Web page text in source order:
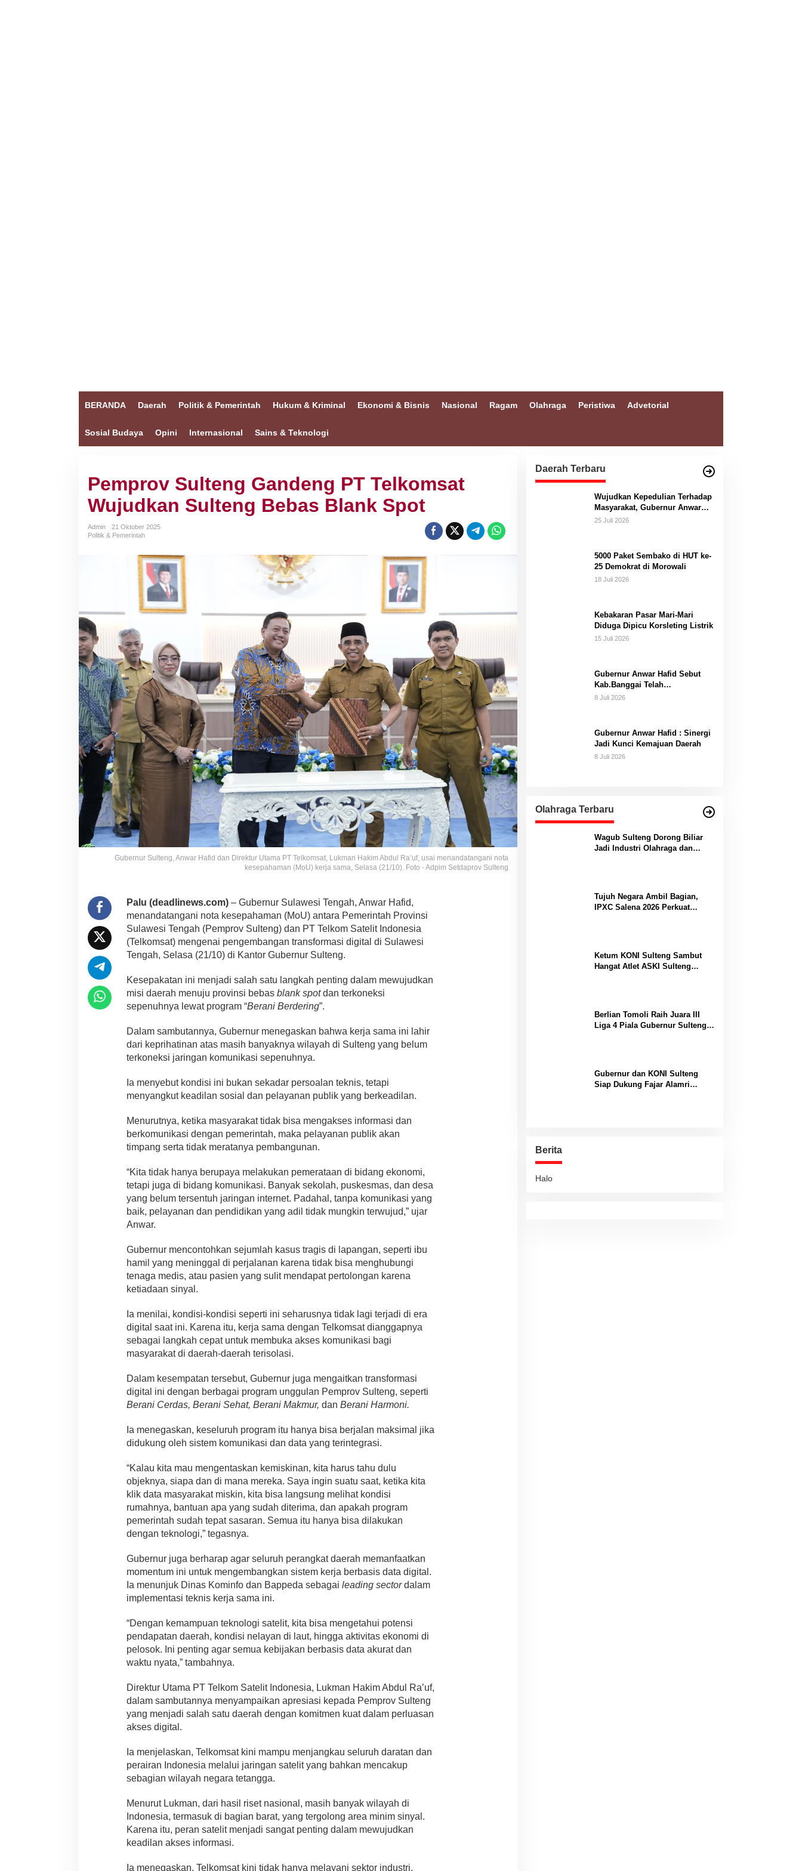
BERANDA Daerah Politik & Pemerintah Hukum & Kriminal Ekonomi & Bisnis Nasional Ragam Olahraga Peristiwa Advetorial
Sosial Budaya Opini Internasional Sains & Teknologi
Pemprov Sulteng Gandeng PT Telkomsat
Wujudkan Sulteng Bebas Blank Spot
Admin
21 Oktober 2025
Politik & Pemerintah
Gubernur Sulteng, Anwar Hafid dan Direktur Utama PT Telkomsat, Lukman Hakim Abdul Ra’uf, usai menandatangani nota
kesepahaman (MoU) kerja sama, Selasa (21/10). Foto - Adpim Setdaprov Sulteng
Palu (deadlinews.com)– Gubernur Sulawesi Tengah, Anwar Hafid,
menandatangani nota kesepahaman (MoU) antara Pemerintah Provinsi
Sulawesi Tengah (Pemprov Sulteng) dan PT Telkom Satelit Indonesia
(Telkomsat) mengenai pengembangan transformasi digital di Sulawesi
Tengah, Selasa (21/10) di Kantor Gubernur Sulteng.
Kesepakatan ini menjadi salah satu langkah penting dalam mewujudkan
misi daerah menuju provinsi bebas blank spotdan terkoneksi
sepenuhnya lewat program “Berani Berdering”.
Dalam sambutannya, Gubernur menegaskan bahwa kerja sama ini lahir
dari keprihatinan atas masih banyaknya wilayah di Sulteng yang belum
terkoneksi jaringan komunikasi sepenuhnya.
Ia menyebut kondisi ini bukan sekadar persoalan teknis, tetapi
menyangkut keadilan sosial dan pelayanan publik yang berkeadilan.
Menurutnya, ketika masyarakat tidak bisa mengakses informasi dan
berkomunikasi dengan pemerintah, maka pelayanan publik akan
timpang serta tidak meratanya pembangunan.
“Kita tidak hanya berupaya melakukan pemerataan di bidang ekonomi,
tetapi juga di bidang komunikasi. Banyak sekolah, puskesmas, dan desa
yang belum tersentuh jaringan internet. Padahal, tanpa komunikasi yang
baik, pelayanan dan pendidikan yang adil tidak mungkin terwujud,” ujar
Anwar.
Gubernur mencontohkan sejumlah kasus tragis di lapangan, seperti ibu
hamil yang meninggal di perjalanan karena tidak bisa menghubungi
tenaga medis, atau pasien yang sulit mendapat pertolongan karena
ketiadaan sinyal.
Ia menilai, kondisi-kondisi seperti ini seharusnya tidak lagi terjadi di era
digital saat ini. Karena itu, kerja sama dengan Telkomsat dianggapnya
sebagai langkah cepat untuk membuka akses komunikasi bagi
masyarakat di daerah-daerah terisolasi.
Dalam kesempatan tersebut, Gubernur juga mengaitkan transformasi
digital ini dengan berbagai program unggulan Pemprov Sulteng, seperti
Berani Cerdas, Berani Sehat, Berani Makmur, dan Berani Harmoni.
Ia menegaskan, keseluruh program itu hanya bisa berjalan maksimal jika
didukung oleh sistem komunikasi dan data yang terintegrasi.
“Kalau kita mau mengentaskan kemiskinan, kita harus tahu dulu
objeknya, siapa dan di mana mereka. Saya ingin suatu saat, ketika kita
klik data masyarakat miskin, kita bisa langsung melihat kondisi
rumahnya, bantuan apa yang sudah diterima, dan apakah program
pemerintah sudah tepat sasaran. Semua itu hanya bisa dilakukan
dengan teknologi,” tegasnya.
Gubernur juga berharap agar seluruh perangkat daerah memanfaatkan
momentum ini untuk mengembangkan sistem kerja berbasis data digital.
Ia menunjuk Dinas Kominfo dan Bappeda sebagai leading sectordalam
implementasi teknis kerja sama ini.
“Dengan kemampuan teknologi satelit, kita bisa mengetahui potensi
pendapatan daerah, kondisi nelayan di laut, hingga aktivitas ekonomi di
pelosok. Ini penting agar semua kebijakan berbasis data akurat dan
waktu nyata,” tambahnya.
Direktur Utama PT Telkom Satelit Indonesia, Lukman Hakim Abdul Ra’uf,
dalam sambutannya menyampaikan apresiasi kepada Pemprov Sulteng
yang menjadi salah satu daerah dengan komitmen kuat dalam perluasan
akses digital.
Ia menjelaskan, Telkomsat kini mampu menjangkau seluruh daratan dan
perairan Indonesia melalui jaringan satelit yang bahkan mencakup
sebagian wilayah negara tetangga.
Menurut Lukman, dari hasil riset nasional, masih banyak wilayah di
Indonesia, termasuk di bagian barat, yang tergolong area minim sinyal.
Karena itu, peran satelit menjadi sangat penting dalam mewujudkan
keadilan akses informasi.
Ia menegaskan, Telkomsat kini tidak hanya melayani sektor industri,
Daerah Terbaru
Wujudkan Kepedulian Terhadap
Masyarakat, Gubernur Anwar
Hafid Bangun Jembatan
25 Juli 2026
5000 Paket Sembako di HUT ke-
25 Demokrat di Morowali
18 Juli 2026
Kebakaran Pasar Mari-Mari
Diduga Dipicu Korsleting Listrik
15 Juli 2026
Gubernur Anwar Hafid Sebut
Kab.Banggai Telah
“Melahirkan” Generasi…
8 Juli 2026
Gubernur Anwar Hafid : Sinergi
Jadi Kunci Kemajuan Daerah
8 Juli 2026
Olahraga Terbaru
Wagub Sulteng Dorong Biliar
Jadi Industri Olahraga dan
Tujuh Negara Ambil Bagian,
IPXC Salena 2026 Perkuat
Ketum KONI Sulteng Sambut
Hangat Atlet ASKI Sulteng
Berlian Tomoli Raih Juara III
Liga 4 Piala Gubernur Sulteng
Gubernur dan KONI Sulteng
Siap Dukung Fajar Alamri
Berita
Halo